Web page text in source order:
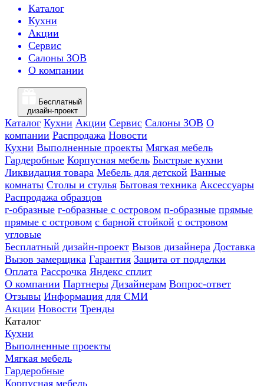
Каталог
Кухни
Акции
Сервис
Салоны ЗОВ
О компании
Бесплатный
дизайн-проект
Каталог Кухни Акции Сервис Салоны ЗОВ О
компании Распродажа Новости
Кухни Выполненные проекты Мягкая мебель
Гардеробные Корпусная мебель Быстрые кухни
Ликвидация товара Мебель для детской Ванные
комнаты Столы и стулья Бытовая техника Аксессуары
Распродажа образцов
г-образные г-образные с островом п-образные прямые
прямые с островом с барной стойкой с островом
угловые
Бесплатный дизайн-проект Вызов дизайнера Доставка
Вызов замерщика Гарантия Защита от подделки
Оплата Рассрочка Яндекс сплит
О компании Партнеры Дизайнерам Вопрос-ответ
Отзывы Информация для СМИ
Акции Новости Тренды
Каталог
Кухни
Выполненные проекты
Мягкая мебель
Гардеробные
Корпусная мебель